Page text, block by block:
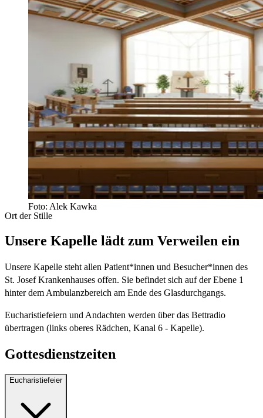
Foto: Alek Kawka
Ort der Stille
Unsere Kapelle lädt zum Verweilen ein
Unsere Kapelle steht allen Patient*innen und Besucher*innen des
St. Josef Krankenhauses offen. Sie befindet sich auf der Ebene 1
hinter dem Ambulanzbereich am Ende des Glasdurchgangs.
Eucharistiefeiern und Andachten werden über das Bettradio
übertragen (links oberes Rädchen, Kanal 6 - Kapelle).
Gottesdienstzeiten
Eucharistiefeier